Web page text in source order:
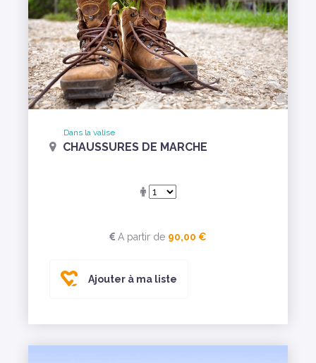
Dans la valise
CHAUSSURES DE MARCHE
A partir de 90,00 €
Ajouter à ma liste